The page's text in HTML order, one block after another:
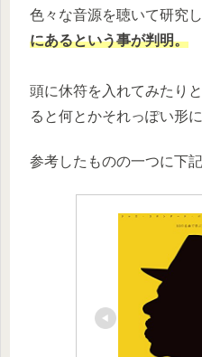
色々な音源を聴いて研究し
にあるという事が判明。
頭に休符を入れてみたり
ると何とかそれっぽい形
参考したものの一つに下